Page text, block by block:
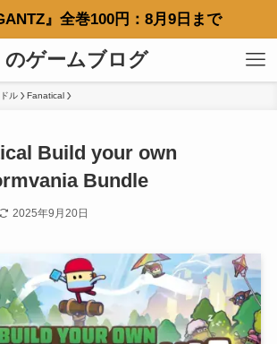
』全巻100円：8月9日まで
のゲームブログ
ル Fanatical
Build your own
Bundle
2025年9月20日